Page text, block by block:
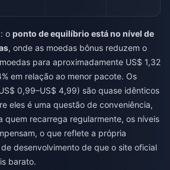
o ponto de equilíbrio está no nível de
, onde as moedas bônus reduzem o
para aproximadamente US$ 1,32
em relação ao menor pacote. Os
0,99–US$ 4,99) são quase idênticos
eles é uma questão de conveniência,
quem recarrega regularmente, os níveis
o que reflete a própria
desenvolvimento de que o site oficial
barato.